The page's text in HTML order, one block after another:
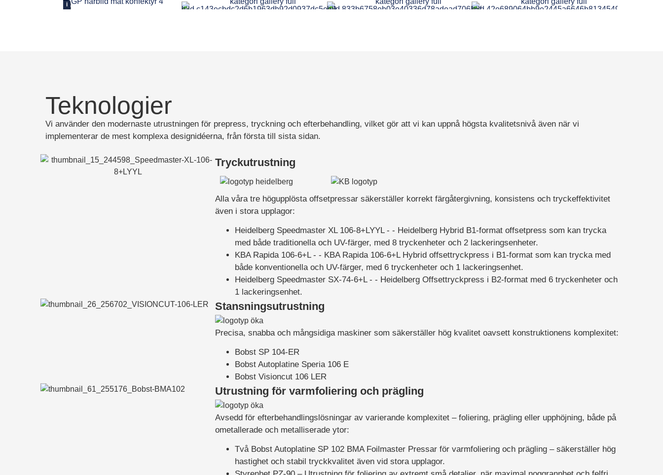
i
Teknologier
Vi använder den modernaste utrustningen för prepress, tryckning och efterbehandling, vilket gör att vi kan uppnå högsta kvalitetsnivå även när vi
implementerar de mest komplexa designidéerna, från första till sista sidan.
Tryckutrustning
Alla våra tre högupplösta offsetpressar säkerställer korrekt färgåtergivning, konsistens och tryckeffektivitet
även i stora upplagor:
Heidelberg Speedmaster XL 106-8+LYYL - - Heidelberg Hybrid B1-format offsetpress som kan trycka
med både traditionella och UV-färger, med 8 tryckenheter och 2 lackeringsenheter.
KBA Rapida 106-6+L - - KBA Rapida 106-6+L Hybrid offsettryckpress i B1-format som kan trycka med
både konventionella och UV-färger, med 6 tryckenheter och 1 lackeringsenhet.
Heidelberg Speedmaster SX-74-6+L - - Heidelberg Offsettryckpress i B2-format med 6 tryckenheter och
1 lackeringsenhet.
Stansningsutrustning
Precisa, snabba och mångsidiga maskiner som säkerställer hög kvalitet oavsett konstruktionens komplexitet:
Bobst SP 104-ER
Bobst Autoplatine Speria 106 E
Bobst Visioncut 106 LER
Utrustning för varmfoliering och prägling
Avsedd för efterbehandlingslösningar av varierande komplexitet – foliering, prägling eller upphöjning, både på
ometallerade och metalliserade ytor:
TvåBobst Autoplatine SP 102 BMA Foilmaster Pressar för varmfoliering och prägling – säkerställer hög
hastighet och stabil tryckkvalitet även vid stora upplagor.